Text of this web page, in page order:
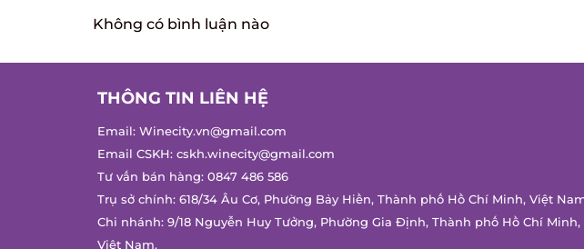
Không có bình luận nào
THÔNG TIN LIÊN HỆ
Email:Winecity.vn@gmail.com
Email CSKH:cskh.winecity@gmail.com
Tư vấn bán hàng:0847 486 586
Trụ sở chính: 618/34 Âu Cơ, Phường Bảy Hiền, Thành phố Hồ Chí Minh, Việt Nam.
Chi nhánh: 9/18 Nguyễn Huy Tưởng, Phường Gia Định, Thành phố Hồ Chí Minh,
Việt Nam.